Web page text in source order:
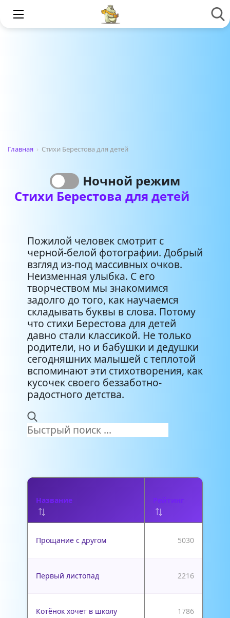
Главная › Стихи Берестова для детей
Ночной режим
Стихи Берестова для детей
Пожилой человек смотрит с
черной-белой фотографии. Добрый
взгляд из-под массивных очков.
Неизменная улыбка. С его
творчеством мы знакомимся
задолго до того, как научаемся
складывать буквы в слова. Потому
что стихи Берестова для детей
давно стали классикой. Не только
родители, но и бабушки и дедушки
сегодняшних малышей с теплотой
вспоминают эти стихотворения, как
кусочек своего беззаботно-
радостного детства.
Название Рейтинг
Прощание с другом 5030
Первый листопад 2216
Котёнок хочет в школу 1786